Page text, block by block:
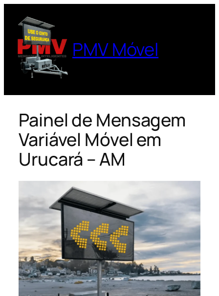
para
conteúdo
PMV Móvel
Painel de Mensagem
Variável Móvel em
Urucará – AM